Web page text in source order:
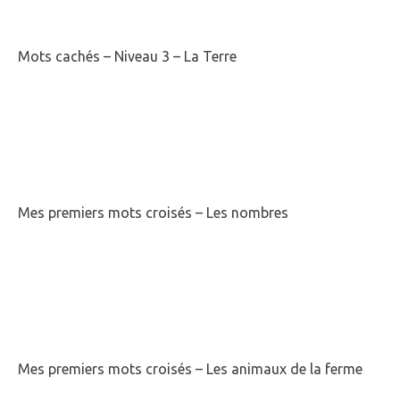
Mots cachés – Niveau 3 – La Terre
Mes premiers mots croisés – Les nombres
Mes premiers mots croisés – Les animaux de la ferme